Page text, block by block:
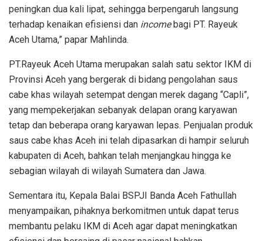
peningkan dua kali lipat, sehingga berpengaruh langsung
terhadap kenaikan efisiensi dan incomebagi PT. Rayeuk
Aceh Utama,” papar Mahlinda.
PT.Rayeuk Aceh Utama merupakan salah satu sektor IKM di
Provinsi Aceh yang bergerak di bidang pengolahan saus
cabe khas wilayah setempat dengan merek dagang “Capli”,
yang mempekerjakan sebanyak delapan orang karyawan
tetap dan beberapa orang karyawan lepas. Penjualan produk
saus cabe khas Aceh ini telah dipasarkan di hampir seluruh
kabupaten di Aceh, bahkan telah menjangkau hingga ke
sebagian wilayah di wilayah Sumatera dan Jawa.
Sementara itu, Kepala Balai BSPJI Banda Aceh Fathullah
menyampaikan, pihaknya berkomitmen untuk dapat terus
membantu pelaku IKM di Aceh agar dapat meningkatkan